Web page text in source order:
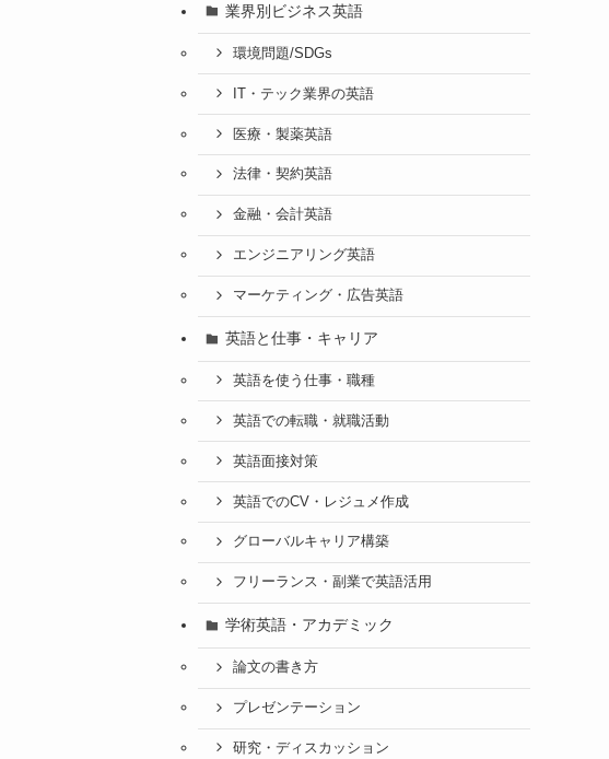
業界別ビジネス英語
環境問題/SDGs
IT・テック業界の英語
医療・製薬英語
法律・契約英語
金融・会計英語
エンジニアリング英語
マーケティング・広告英語
英語と仕事・キャリア
英語を使う仕事・職種
英語での転職・就職活動
英語面接対策
英語でのCV・レジュメ作成
グローバルキャリア構築
フリーランス・副業で英語活用
学術英語・アカデミック
論文の書き方
プレゼンテーション
研究・ディスカッション